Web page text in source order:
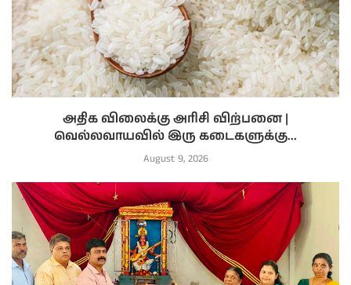
அதிக விலைக்கு அரிசி விற்பனை |
வெல்லவாயவில் இரு கடைகளுக்கு...
August 9, 2026